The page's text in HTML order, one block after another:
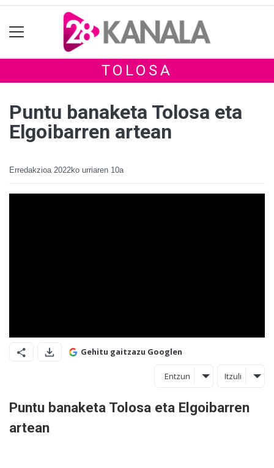
TOLOSA
Puntu banaketa Tolosa eta
Elgoibarren artean
Erredakzioa 2022ko urriaren 10a
Gehitu gaitzazu Googlen
Entzun Itzuli
Puntu banaketa Tolosa eta Elgoibarren
artean